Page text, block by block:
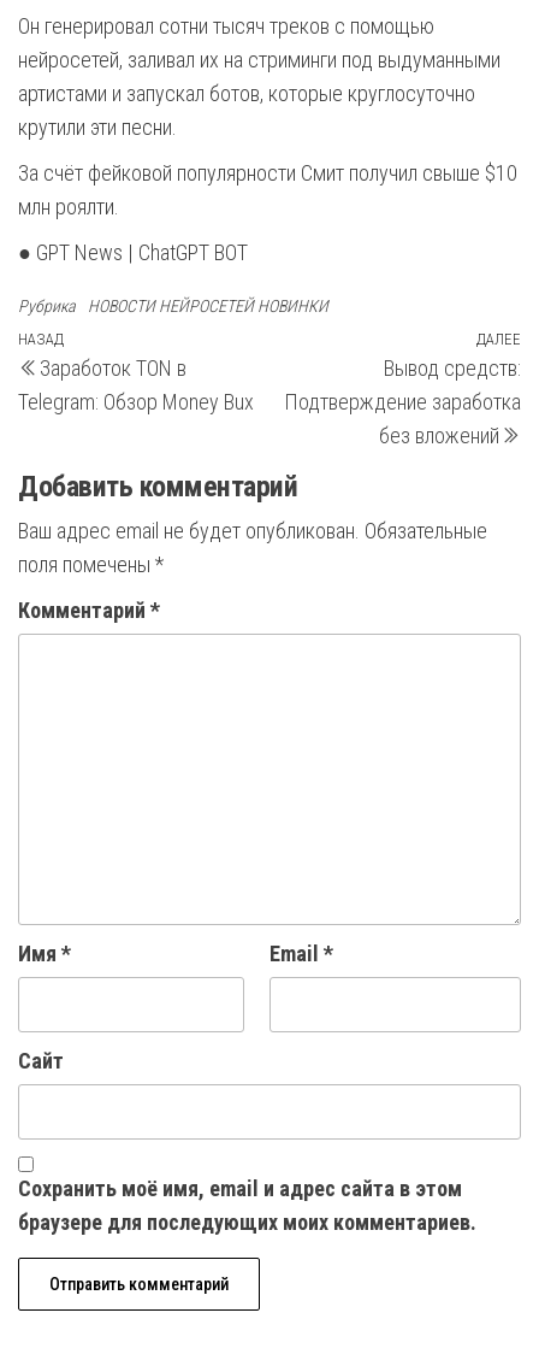
Он генерировал сотни тысяч треков с помощью
нейросетей, заливал их на стриминги под выдуманными
артистами и запускал ботов, которые круглосуточно
крутили эти песни.
За счёт фейковой популярности Смит получил свыше $10
млн роялти.
● GPT News | ChatGPT BOT
Рубрика НОВОСТИ НЕЙРОСЕТЕЙ НОВИНКИ
Навигация
по
записям
Предыдущая
запись
НАЗАД
Заработок TON в
Telegram: Обзор Money Bux
ДАЛЕЕ
Вывод средств:
Подтверждение заработка
без вложений
Добавить комментарий
Ваш адрес email не будет опубликован. Обязательные
поля помечены *
Комментарий *
Имя * Email *
Сайт
Сохранить моё имя, email и адрес сайта в этом
браузере для последующих моих комментариев.